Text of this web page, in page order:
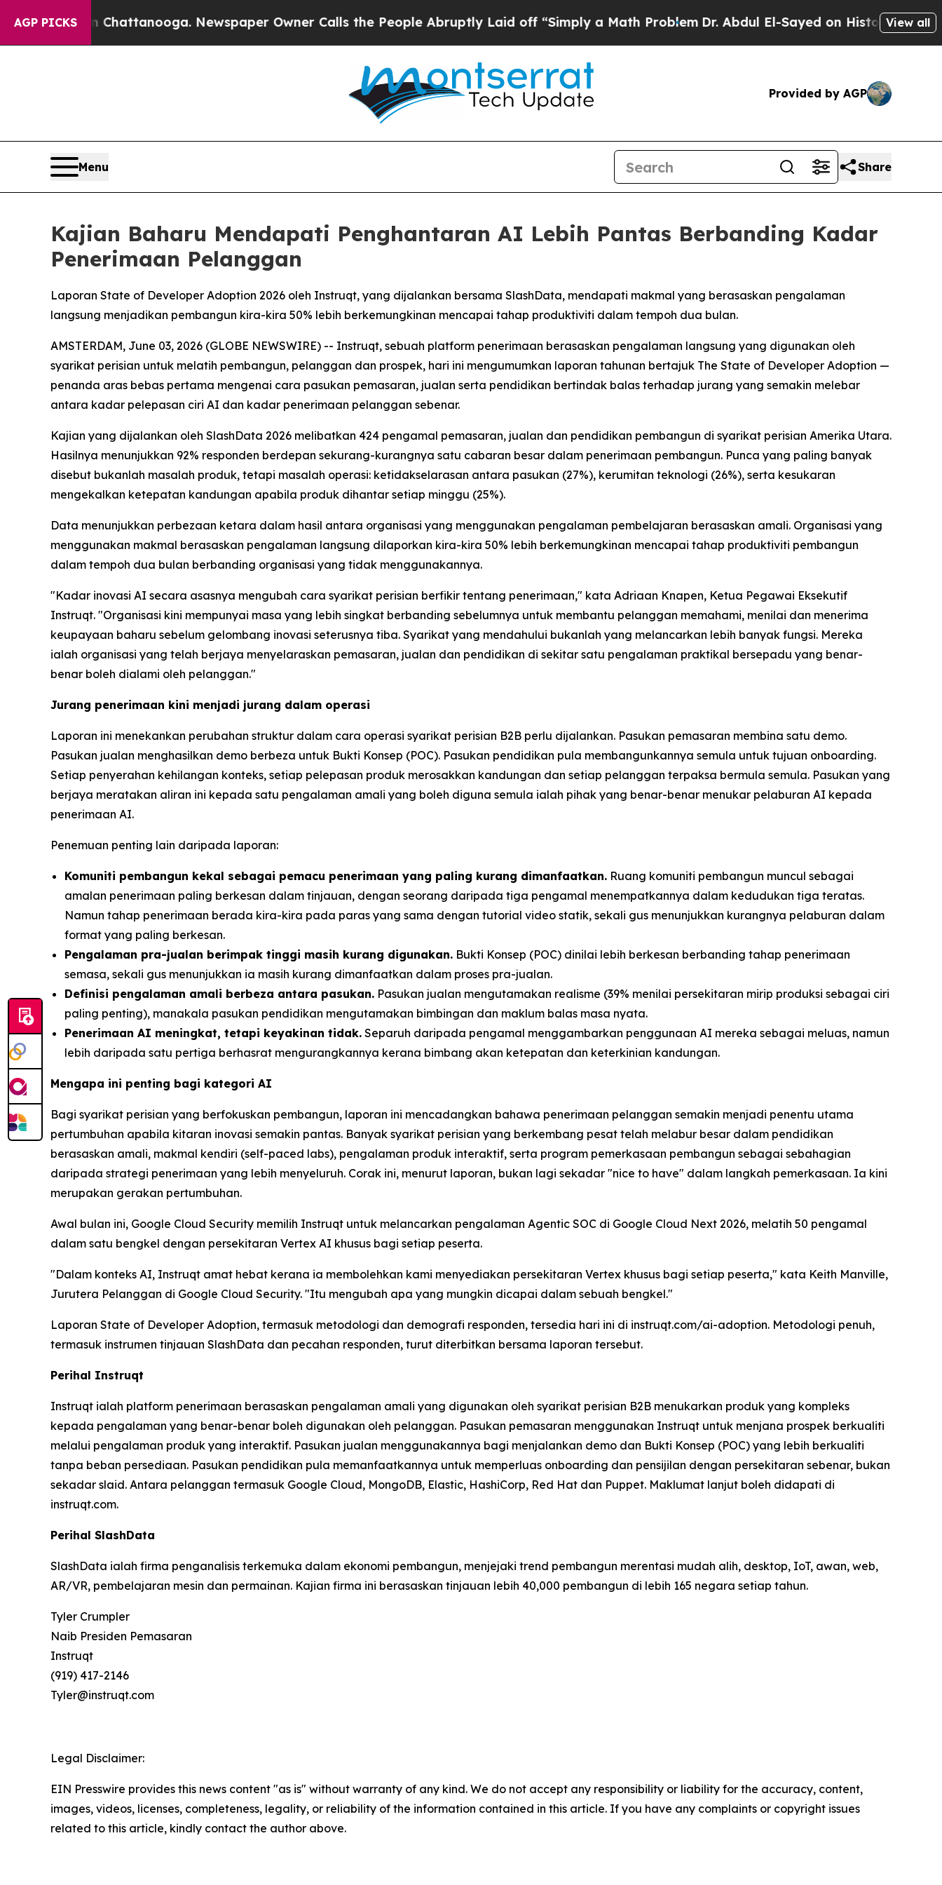
AGP PICKS
in Chattanooga. Newspaper Owner Calls the People Abruptly Laid off “Simply a Math Problem Dr. Abdul El-Sayed on Historic MichiganView all
Provided by AGP
Menu Share
Kajian Baharu Mendapati Penghantaran AI Lebih Pantas Berbanding Kadar
Penerimaan Pelanggan
Laporan State of Developer Adoption 2026 oleh Instruqt, yang dijalankan bersama SlashData, mendapati makmal yang berasaskan pengalaman
langsung menjadikan pembangun kira-kira 50% lebih berkemungkinan mencapai tahap produktiviti dalam tempoh dua bulan.
AMSTERDAM, June 03, 2026 (GLOBE NEWSWIRE) -- Instruqt, sebuah platform penerimaan berasaskan pengalaman langsung yang digunakan oleh
syarikat perisian untuk melatih pembangun, pelanggan dan prospek, hari ini mengumumkan laporan tahunan bertajuk The State of Developer Adoption —
penanda aras bebas pertama mengenai cara pasukan pemasaran, jualan serta pendidikan bertindak balas terhadap jurang yang semakin melebar
antara kadar pelepasan ciri AI dan kadar penerimaan pelanggan sebenar.
Kajian yang dijalankan oleh SlashData 2026 melibatkan 424 pengamal pemasaran, jualan dan pendidikan pembangun di syarikat perisian Amerika Utara.
Hasilnya menunjukkan 92% responden berdepan sekurang-kurangnya satu cabaran besar dalam penerimaan pembangun. Punca yang paling banyak
disebut bukanlah masalah produk, tetapi masalah operasi: ketidakselarasan antara pasukan (27%), kerumitan teknologi (26%), serta kesukaran
mengekalkan ketepatan kandungan apabila produk dihantar setiap minggu (25%).
Data menunjukkan perbezaan ketara dalam hasil antara organisasi yang menggunakan pengalaman pembelajaran berasaskan amali. Organisasi yang
menggunakan makmal berasaskan pengalaman langsung dilaporkan kira-kira 50% lebih berkemungkinan mencapai tahap produktiviti pembangun
dalam tempoh dua bulan berbanding organisasi yang tidak menggunakannya.
"Kadar inovasi AI secara asasnya mengubah cara syarikat perisian berfikir tentang penerimaan," kata Adriaan Knapen, Ketua Pegawai Eksekutif
Instruqt. "Organisasi kini mempunyai masa yang lebih singkat berbanding sebelumnya untuk membantu pelanggan memahami, menilai dan menerima
keupayaan baharu sebelum gelombang inovasi seterusnya tiba. Syarikat yang mendahului bukanlah yang melancarkan lebih banyak fungsi. Mereka
ialah organisasi yang telah berjaya menyelaraskan pemasaran, jualan dan pendidikan di sekitar satu pengalaman praktikal bersepadu yang benar-
benar boleh dialami oleh pelanggan."
Jurang penerimaan kini menjadi jurang dalam operasi
Laporan ini menekankan perubahan struktur dalam cara operasi syarikat perisian B2B perlu dijalankan. Pasukan pemasaran membina satu demo.
Pasukan jualan menghasilkan demo berbeza untuk Bukti Konsep (POC). Pasukan pendidikan pula membangunkannya semula untuk tujuan onboarding.
Setiap penyerahan kehilangan konteks, setiap pelepasan produk merosakkan kandungan dan setiap pelanggan terpaksa bermula semula. Pasukan yang
berjaya meratakan aliran ini kepada satu pengalaman amali yang boleh diguna semula ialah pihak yang benar-benar menukar pelaburan AI kepada
penerimaan AI.
Penemuan penting lain daripada laporan:
Komuniti pembangun kekal sebagai pemacu penerimaan yang paling kurang dimanfaatkan. Ruang komuniti pembangun muncul sebagai
amalan penerimaan paling berkesan dalam tinjauan, dengan seorang daripada tiga pengamal menempatkannya dalam kedudukan tiga teratas.
Namun tahap penerimaan berada kira-kira pada paras yang sama dengan tutorial video statik, sekali gus menunjukkan kurangnya pelaburan dalam
format yang paling berkesan.
Pengalaman pra-jualan berimpak tinggi masih kurang digunakan. Bukti Konsep (POC) dinilai lebih berkesan berbanding tahap penerimaan
semasa, sekali gus menunjukkan ia masih kurang dimanfaatkan dalam proses pra-jualan.
Definisi pengalaman amali berbeza antara pasukan. Pasukan jualan mengutamakan realisme (39% menilai persekitaran mirip produksi sebagai ciri
paling penting), manakala pasukan pendidikan mengutamakan bimbingan dan maklum balas masa nyata.
Penerimaan AI meningkat, tetapi keyakinan tidak. Separuh daripada pengamal menggambarkan penggunaan AI mereka sebagai meluas, namun
lebih daripada satu pertiga berhasrat mengurangkannya kerana bimbang akan ketepatan dan keterkinian kandungan.
Mengapa ini penting bagi kategori AI
Bagi syarikat perisian yang berfokuskan pembangun, laporan ini mencadangkan bahawa penerimaan pelanggan semakin menjadi penentu utama
pertumbuhan apabila kitaran inovasi semakin pantas. Banyak syarikat perisian yang berkembang pesat telah melabur besar dalam pendidikan
berasaskan amali, makmal kendiri (self-paced labs), pengalaman produk interaktif, serta program pemerkasaan pembangun sebagai sebahagian
daripada strategi penerimaan yang lebih menyeluruh. Corak ini, menurut laporan, bukan lagi sekadar "nice to have" dalam langkah pemerkasaan. Ia kini
merupakan gerakan pertumbuhan.
Awal bulan ini, Google Cloud Security memilih Instruqt untuk melancarkan pengalaman Agentic SOC di Google Cloud Next 2026, melatih 50 pengamal
dalam satu bengkel dengan persekitaran Vertex AI khusus bagi setiap peserta.
"Dalam konteks AI, Instruqt amat hebat kerana ia membolehkan kami menyediakan persekitaran Vertex khusus bagi setiap peserta," kata Keith Manville,
Jurutera Pelanggan di Google Cloud Security. "Itu mengubah apa yang mungkin dicapai dalam sebuah bengkel."
Laporan State of Developer Adoption, termasuk metodologi dan demografi responden, tersedia hari ini di instruqt.com/ai-adoption. Metodologi penuh,
termasuk instrumen tinjauan SlashData dan pecahan responden, turut diterbitkan bersama laporan tersebut.
Perihal Instruqt
Instruqt ialah platform penerimaan berasaskan pengalaman amali yang digunakan oleh syarikat perisian B2B menukarkan produk yang kompleks
kepada pengalaman yang benar-benar boleh digunakan oleh pelanggan. Pasukan pemasaran menggunakan Instruqt untuk menjana prospek berkualiti
melalui pengalaman produk yang interaktif. Pasukan jualan menggunakannya bagi menjalankan demo dan Bukti Konsep (POC) yang lebih berkualiti
tanpa beban persediaan. Pasukan pendidikan pula memanfaatkannya untuk memperluas onboarding dan pensijilan dengan persekitaran sebenar, bukan
sekadar slaid. Antara pelanggan termasuk Google Cloud, MongoDB, Elastic, HashiCorp, Red Hat dan Puppet. Maklumat lanjut boleh didapati di
instruqt.com.
Perihal SlashData
SlashData ialah firma penganalisis terkemuka dalam ekonomi pembangun, menjejaki trend pembangun merentasi mudah alih, desktop, IoT, awan, web,
AR/VR, pembelajaran mesin dan permainan. Kajian firma ini berasaskan tinjauan lebih 40,000 pembangun di lebih 165 negara setiap tahun.
Tyler Crumpler
Naib Presiden Pemasaran
Instruqt
(919) 417-2146
Tyler@instruqt.com
Legal Disclaimer:
EIN Presswire provides this news content "as is" without warranty of any kind. We do not accept any responsibility or liability for the accuracy, content,
images, videos, licenses, completeness, legality, or reliability of the information contained in this article. If you have any complaints or copyright issues
related to this article, kindly contact the author above.